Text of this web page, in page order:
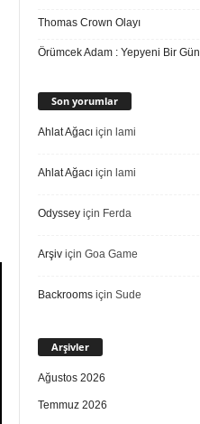
Thomas Crown Olayı
Örümcek Adam : Yepyeni Bir Gün
Son yorumlar
Ahlat Ağacıiçin lami
Ahlat Ağacıiçin lami
Odysseyiçin Ferda
Arşiviçin Goa Game
Backroomsiçin Sude
Arşivler
Ağustos 2026
Temmuz 2026